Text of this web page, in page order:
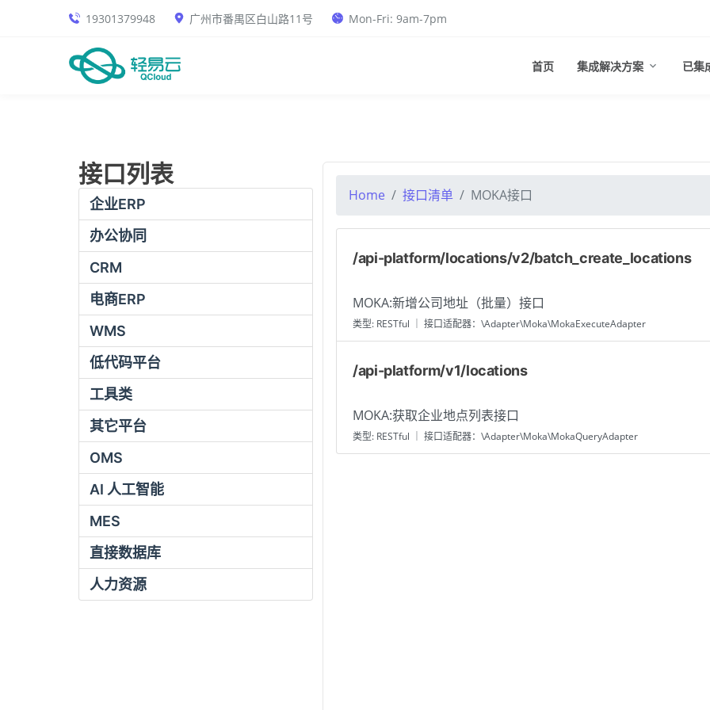
19301379948 广州市番禺区白山路11号 Mon-Fri: 9am-7pm
首页 集成解决方案 已集
接口列表
企业ERP
办公协同
CRM
电商ERP
WMS
低代码平台
工具类
其它平台
OMS
AI 人工智能
MES
直接数据库
人力资源
Home 接口清单 MOKA接口
/api-platform/locations/v2/batch_create_locations
MOKA:新增公司地址（批量）接口
类型: RESTful ｜ 接口适配器：\Adapter\Moka\MokaExecuteAdapter
/api-platform/v1/locations
MOKA:获取企业地点列表接口
类型: RESTful ｜ 接口适配器：\Adapter\Moka\MokaQueryAdapter